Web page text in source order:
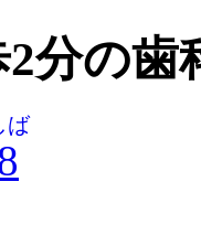
2分の歯
ば